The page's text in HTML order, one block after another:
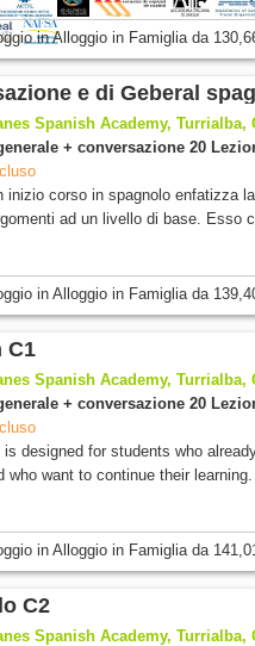
in Alloggio in Famigliada
e di Geberal
Spanish Academy, Turrialba,
+ conversazione 20
inizio corso in spagnolo enfatizza
ad un livello di base. Esso
in Alloggio in Famigliada
C1
Spanish Academy, Turrialba,
+ conversazione 20
designed for students who
who want to continue their
in Alloggio in Famigliada
C2
Spanish Academy, Turrialba,